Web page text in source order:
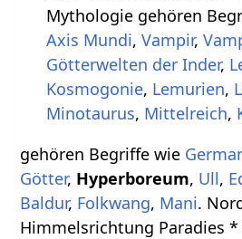
Mythologie gehören
Axis Mundi, Vampir,
Götterwelten der Inder,
Kosmogonie, Lemurien,
Minotaurus, Mittelreich,
gehören Begriffe wie
Götter, Hyperboreum, Ull,
Baldur, Folkwang, Mani.
Himmelsrichtung Paradies *